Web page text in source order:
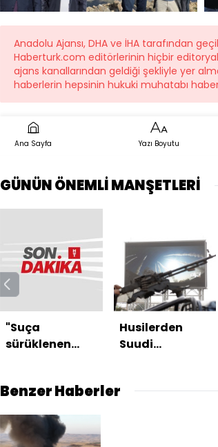
Anadolu Ajansı, DHA ve İHA tarafından
Haberturk.com editörlerinin hiçbir
ajans kanallarından geldiği şekliyle yer
haberlerin hepsinin hukuki muhatabı
Ana Sayfa Yazı Boyutu
GÜNÜN ÖNEMLİ MANŞETLERİ
"Suça
sürüklenen
e 2 madde
Husilerden
Suudi
Benzer Haberler